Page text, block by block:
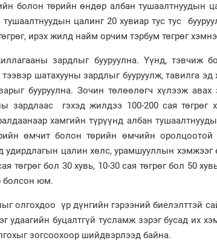
болон төрийн өндөр албан тушаалтнуудын
цалинг 20 хувиар тус тус
ирэх жилд найм орчим тэрбум төгрөг
зардлыг бууруулна. Үүнд, тэвчиж
тээвэр шатахууны зардлыг бууруулж, тавилга
бууруулна. Зочин төлөөлөгч хүлээж авах
зардлаас гэхэд жилдээ 100-200 сая төгрөг
хамгийн түрүүнд албан
өмчит болон төрийн өмчийн оролцоотой
удирдлагын цалин хөлс, урамшууллын хэмжээг
төгрөг бол 30 хувь, 10-30 сая төгрөг бол 50
болсон юм.
олгохдоо үр дүнгийн гэрээний биелэлттэй
удаагийн буцалтгүй тусламж зэрэг бусад их
зогсоохоор шийдвэрлээд байна.